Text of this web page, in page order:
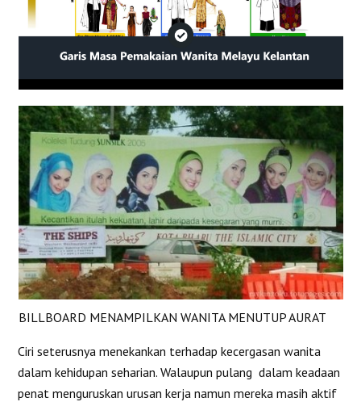
BILLBOARD MENAMPILKAN WANITA MENUTUP AURAT
Ciri seterusnya menekankan terhadap kecergasan wanita
dalam kehidupan seharian. Walaupun pulang dalam keadaan
penat menguruskan urusan kerja namun mereka masih aktif